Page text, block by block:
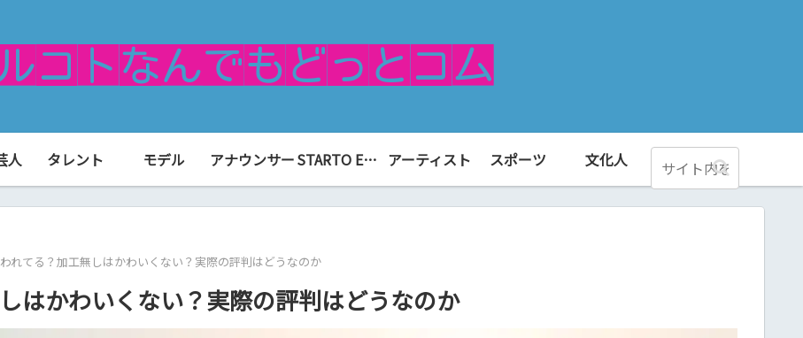
人 タレント モデル アナウンサー STARTO ENTERTAINMENT（旧ジャニーズ） アーティスト スポーツ 文化人
れてる？加工無しはかわいくない？実際の評判はどうなのか
はかわいくない？実際の評判はどうなのか